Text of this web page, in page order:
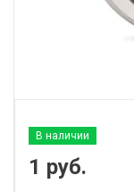
В наличии
1 руб.